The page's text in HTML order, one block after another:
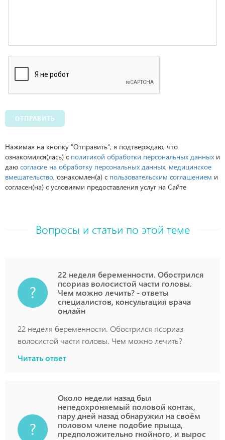
ОТПРАВИТЬ
Нажимая на кнопку "Отправить", я подтверждаю, что
ознакомился(лась) с политикой обработки персональных данных и
даю согласие на обработку персональных данных, медицинское
вмешательство, ознакомлен(а) с пользовательским соглашением и
согласен(на) с условиями предоставления услуг на Сайте
Вопросы и статьи по этой теме
22 неделя беременности. Обострился
псориаз волосистой части головы.
Чем можно лечить? - ответы
специалистов, консультация врача
онлайн
22 неделя беременности. Обострился псориаз
волосистой части головы. Чем можно лечить?
Читать ответ
Около недели назад был
непедохроняемый половой контак,
пару дней назад обнаружил на своём
половом члене подобие прыща,
предположительно гнойного, и вырос